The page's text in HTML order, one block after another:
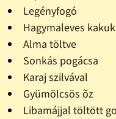
Legényfogó
Hagymaleves
Alma töltve
Sonkás pogácsa
Karaj szilvával
Gyümölcsös õz
Libamájjal töltött